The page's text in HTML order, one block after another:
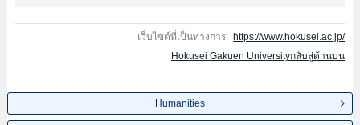
เว็บไซต์ที่เป็นทางการ: https://www.hokusei.ac.jp/
Hokusei Gakuen Universityกลับสู่ด้านบน
Humanities